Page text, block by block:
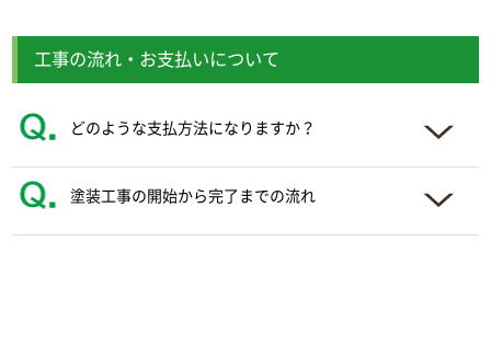
工事の流れ・お支払いについて
どのような支払方法になりますか？
塗装工事の開始から完了までの流れ